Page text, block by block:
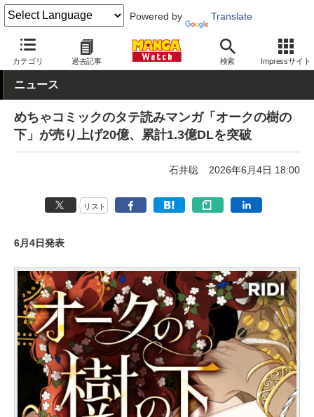
Powered by Translate
カテゴリ 過去記事 検索 Impressサイト
MANGA Watch Web/アプリ
ニュース
めちゃコミックのタテ読みマンガ「オークの樹の
下」が売り上げ20億、累計1.3億DLを突破
石井聡 2026年6月4日 18:00
リスト
6月4日発表